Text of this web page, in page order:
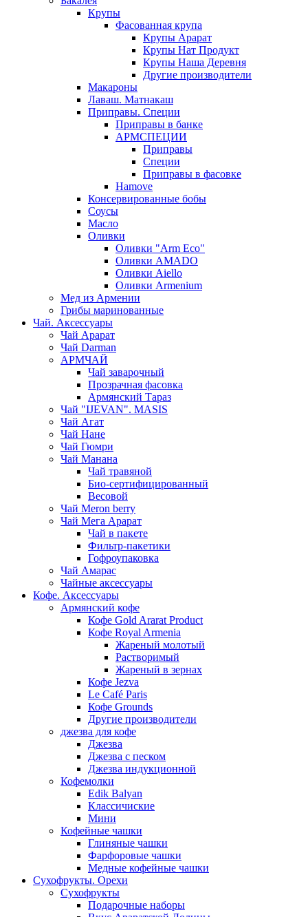
Крупы
Фасованная крупа
Крупы Арарат
Крупы Нат Продукт
Крупы Наша Деревня
Другие производители
Макароны
Лаваш. Матнакаш
Приправы. Специи
Приправы в банке
АРМСПЕЦИИ
Приправы
Специи
Приправы в фасовке
Hamove
Консервированные бобы
Соусы
Масло
Оливки
Оливки "Arm Eco"
Оливки AMADO
Оливки Aiello
Оливки Armenium
Мед из Армении
Грибы маринованные
Чай. Аксессуары
Чай Арарат
Чай Darman
АРМЧАЙ
Чай заварочный
Прозрачная фасовка
Армянский Тараз
Чай "IJEVAN". MASIS
Чай Агат
Чай Нане
Чай Гюмри
Чай Манана
Чай травяной
Био-сертифицированный
Весовой
Чай Meron berry
Чай Мега Арарат
Чай в пакете
Фильтр-пакетики
Гофроупаковка
Чай Амарас
Чайные аксессуары
Кофе. Аксессуары
Армянский кофе
Кофе Gold Ararat Product
Кофе Royal Armenia
Жареный молотый
Растворимый
Жареный в зернах
Кофе Jezva
Le Café Paris
Кофе Grounds
Другие производители
джезва для кофе
Джезва
Джезва с песком
Джезва индукционной
Кофемолки
Edik Balyan
Классичиские
Мини
Кофейные чашки
Глиняные чашки
Фарфоровые чашки
Медные кофейные чашки
Сухофрукты. Орехи
Сухофрукты
Подарочные наборы